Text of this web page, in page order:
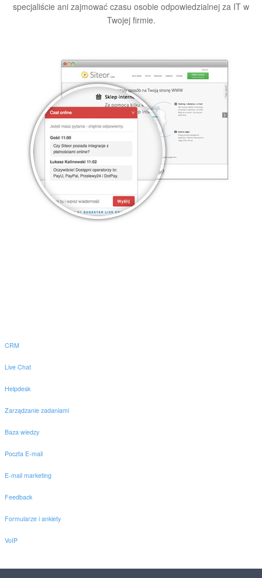
specjaliście ani zajmować czasu osobie odpowiedzialnej za IT w
Twojej firmie.
CRM
Live Chat
Helpdesk
Zarządzanie zadaniami
Baza wiedzy
Poczta E-mail
E-mail marketing
Feedback
Formularze i ankiety
VoIP